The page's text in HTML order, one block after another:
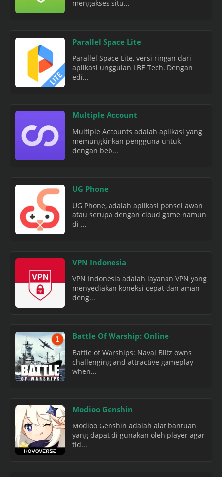
mengakses situ...
Parallel Space Lite
Parallel Space Lite, versi ringan dari
aplikasi unggulan LBE Tech. Dengan
edi...
Multiple Account
Multiple Accounts adalah aplikasi yang
memungkinkan pengguna untuk
dengan beb...
UG Phone
UG Phone, adalah aplikasi ponsel awan
atau serupa dengan cloud game namun
di ...
VPN Indonesia
VPN Indonesia adalah layanan VPN yang
menyediakan koneksi cepat dan aman
deng...
Battle Of Warship: Online
Battle of Warships: Naval Blitz owns
challenging and attractive gameplay
when...
Modioo Genshin
Modioo Genshin adalah alat bantuan
yang dapat di gunakan oleh player agar
tid...